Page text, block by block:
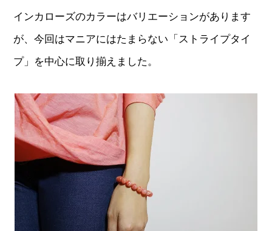
インカローズのカラーはバリエーションがあります
が、今回はマニアにはたまらない「ストライプタイ
プ」を中心に取り揃えました。